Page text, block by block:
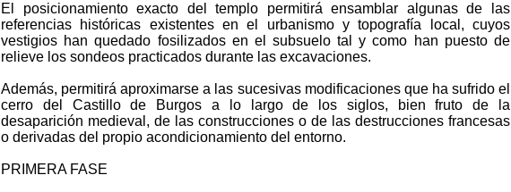
El posicionamiento exacto del templo permitirá ensamblar algunas de las
referencias históricas existentes en el urbanismo y topografía local, cuyos
vestigios han quedado fosilizados en el subsuelo tal y como han puesto de
relieve los sondeos practicados durante las excavaciones.
Además, permitirá aproximarse a las sucesivas modificaciones que ha sufrido el
cerro del Castillo de Burgos a lo largo de los siglos, bien fruto de la
desaparición medieval, de las construcciones o de las destrucciones francesas
o derivadas del propio acondicionamiento del entorno.
PRIMERA FASE